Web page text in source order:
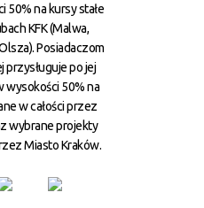
50% na kursy stałe
KFK (Malwa,
Posiadaczom
przysługuje po jej
wysokości 50% na
w całości przez
wybrane projekty
Miasto Kraków.